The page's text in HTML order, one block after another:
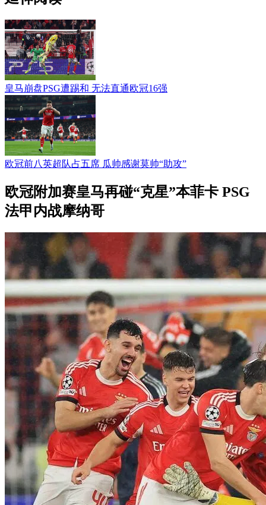
皇马崩盘PSG遭踢和 无法直通欧冠16强
欧冠前八英超队占五席 瓜帅感谢莫帅“助攻”
欧冠附加赛皇马再碰“克星”本菲卡 PSG
法甲内战摩纳哥